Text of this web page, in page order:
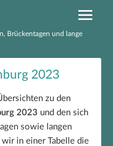
Brückentagen und lange
2023
zu den
2023 und den sich
sowie langen
in einer Tabelle die